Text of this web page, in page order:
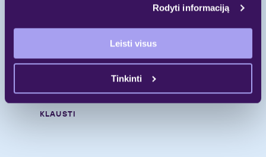
Rodyti informaciją
Leisti visus
Tinkinti
gyvenimui@galio.lt
KLAUSTI